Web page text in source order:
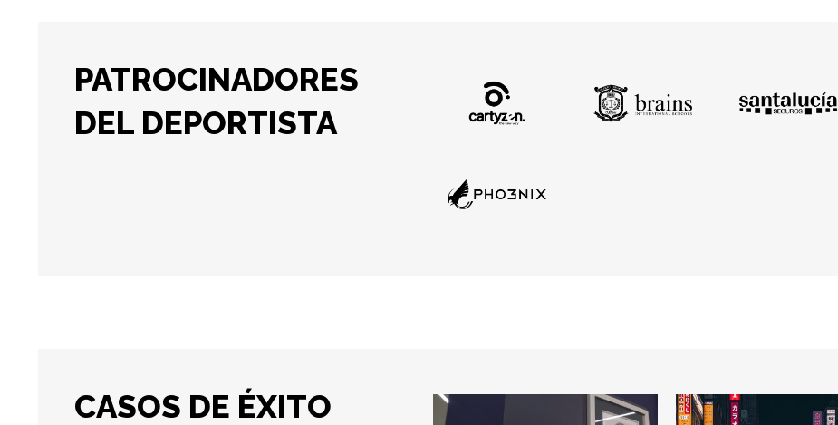
JJOO JUVENTUD2014
54 kg – Medalla de oro en Sub 21
PATROCINADORES
DEL DEPORTISTA
CASOS DE ÉXITO